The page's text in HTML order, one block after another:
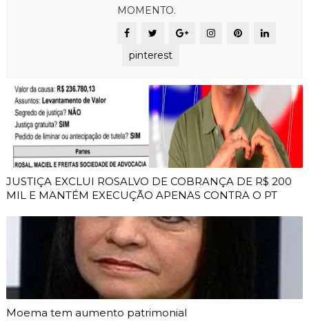
MOMENTO.
pinterest
JUSTIÇA EXCLUI ROSALVO DE COBRANÇA DE R$ 200
MIL E MANTÉM EXECUÇÃO APENAS CONTRA O PT
Moema tem aumento patrimonial